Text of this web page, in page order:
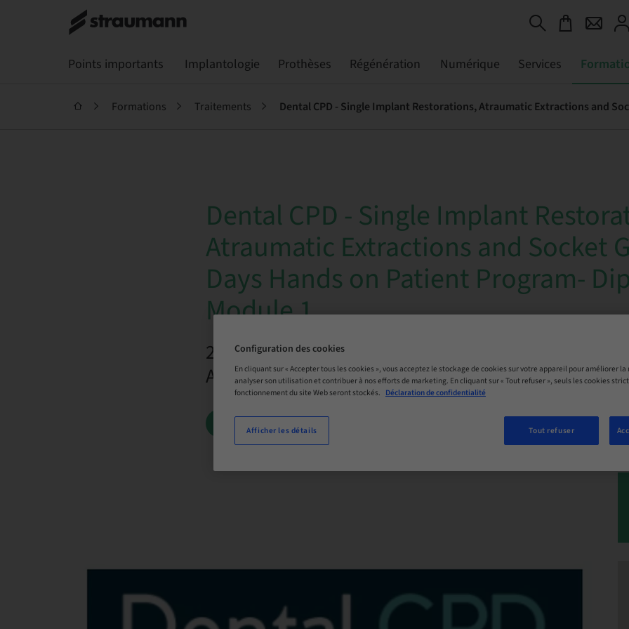
Points importants Implantologie Prothèses Régénération Numérique Services
Formations Traitements
Dental CPD - Single Implant
Atraumatic Extractions and Socket
Days Hands on Patient Program-
Module 1
23. nov. 2026 – 25. nov. 2026 | Queensland,
Australie
RÉSERVEZ DÈS MAINTENANT
Configuration des cookies
En cliquant sur « Accepter tous les cookies », vous acceptez le stockage de cookies sur votre appareil pour améliorer
analyser son utilisation et contribuer à nos efforts de marketing. En cliquant sur « Tout refuser », seuls les cookies
fonctionnement du site Web seront stockés. Déclaration de confidentialité
Tout refuser
Afficher les détails